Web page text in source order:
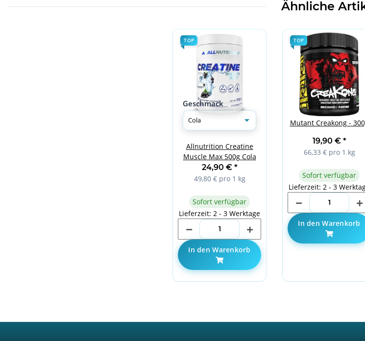
Ähnliche
TOP
Geschmack
Allnutrition Creatine
Muscle Max 500g Cola
24,90 € *
49,80 € pro 1 kg
Sofort verfügbar
Lieferzeit: 2 - 3 Werktage
In den Warenkorb
TOP
Mutant Creakong -
19,90 € *
66,33 € pro 1 kg
Sofort verfügbar
Lieferzeit: 2 - 3
In den Warenkorb